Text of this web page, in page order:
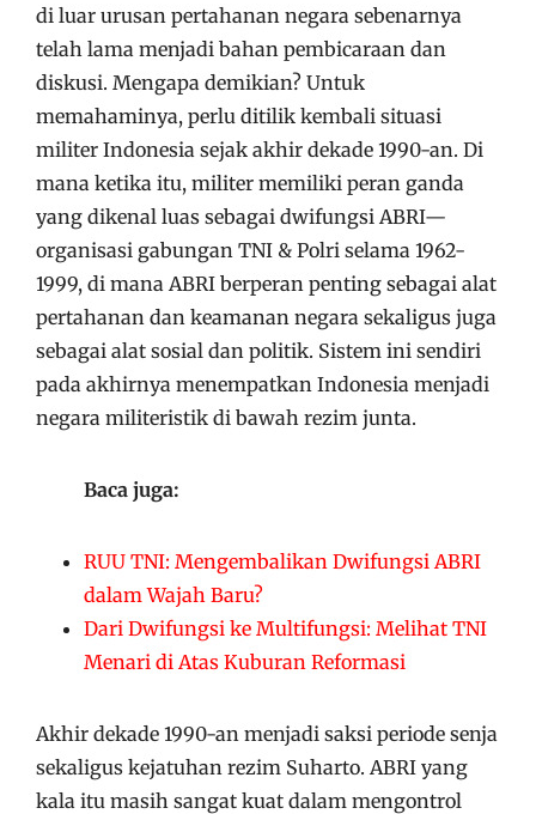
di luar urusan pertahanan negara sebenarnya
telah lama menjadi bahan pembicaraan dan
diskusi. Mengapa demikian? Untuk
memahaminya, perlu ditilik kembali situasi
militer Indonesia sejak akhir dekade 1990-an. Di
mana ketika itu, militer memiliki peran ganda
yang dikenal luas sebagai dwifungsi ABRI—
organisasi gabungan TNI & Polri selama 1962-
1999, di mana ABRI berperan penting sebagai alat
pertahanan dan keamanan negara sekaligus juga
sebagai alat sosial dan politik. Sistem ini sendiri
pada akhirnya menempatkan Indonesia menjadi
negara militeristik di bawah rezim junta.
Baca juga:
RUU TNI: Mengembalikan Dwifungsi ABRI
dalam Wajah Baru?
Dari Dwifungsi ke Multifungsi: Melihat TNI
Menari di Atas Kuburan Reformasi
Akhir dekade 1990-an menjadi saksi periode senja
sekaligus kejatuhan rezim Suharto. ABRI yang
kala itu masih sangat kuat dalam mengontrol